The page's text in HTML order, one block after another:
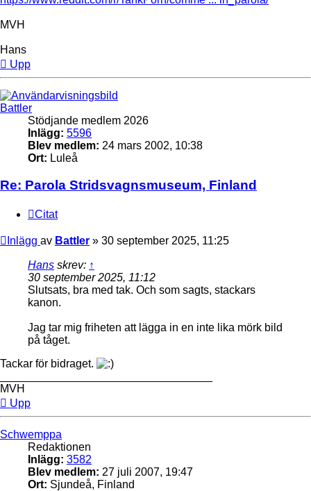
MVH
Hans
Upp
Battler
Stödjande medlem 2026
Inlägg: 5596
Blev medlem: 24 mars 2002, 10:38
Ort: Luleå
Re: Parola Stridsvagnsmuseum, Finland
Citat
Inlägg av Battler » 30 september 2025, 11:25
Hans skrev: ↑
30 september 2025, 11:12
Slutsats, bra med tak. Och som sagts, stackars
kanon.
Jag tar mig friheten att lägga in en inte lika mörk bild
på tåget.
Tackar för bidraget.
MVH
Upp
Schwemppa
Redaktionen
Inlägg: 3582
Blev medlem: 27 juli 2007, 19:47
Ort: Sjundeå, Finland